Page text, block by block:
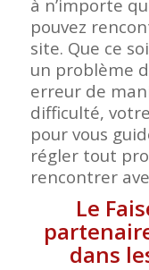
à n’importe
pouvez
site. Que ce
un problème
erreur de
difficulté,
pour vous
régler tout
rencontrer
Le
dans